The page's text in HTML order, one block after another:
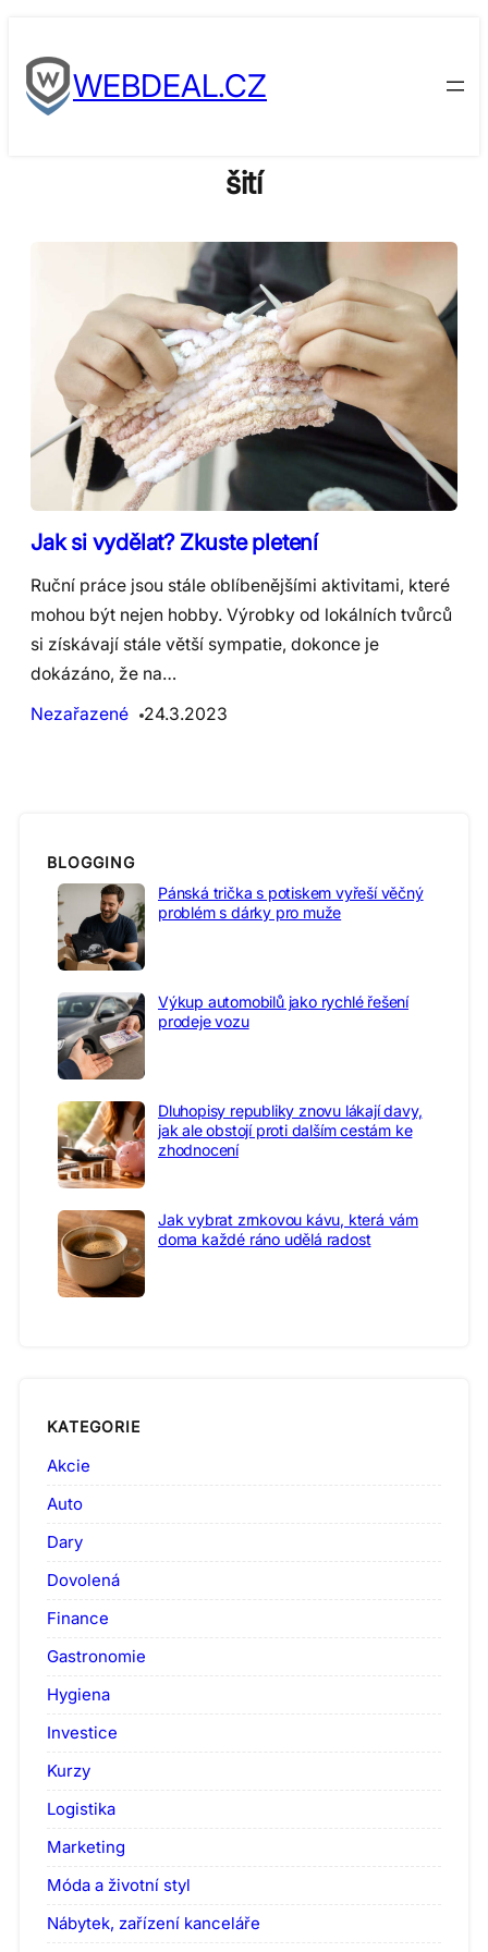
to
contentWEBDEAL.CZ
šití
Jak si vydělat? Zkuste pletení
Ruční práce jsou stále oblíbenějšími aktivitami, které
mohou být nejen hobby. Výrobky od lokálních tvůrců
si získávají stále větší sympatie, dokonce je
dokázáno, že na…
Nezařazené
24.3.2023
BLOGGING
Pánská trička s potiskem vyřeší věčný
problém s dárky pro muže
Výkup automobilů jako rychlé řešení
prodeje vozu
Dluhopisy republiky znovu lákají davy,
jak ale obstojí proti dalším cestám ke
zhodnocení
Jak vybrat zrnkovou kávu, která vám
doma každé ráno udělá radost
KATEGORIE
Akcie
Auto
Dary
Dovolená
Finance
Gastronomie
Hygiena
Investice
Kurzy
Logistika
Marketing
Móda a životní styl
Nábytek, zařízení kanceláře